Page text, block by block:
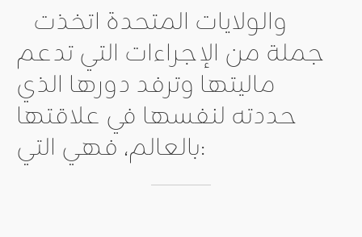
جملة من الإجراءات التي تدعم
ماليتها وترفد دورها الذي
حددته لنفسها في علاقتها
بالعالم، فهي التي: